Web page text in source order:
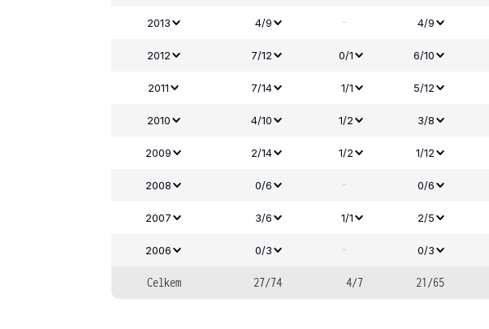
2013 4/9 - 4/9
2012 7/12 0/1 6/10
2011 7/14 1/1 5/12
2010 4/10 1/2 3/8
2009 2/14 1/2 1/12
2008 0/6 - 0/6
2007 3/6 1/1 2/5
2006 0/3 - 0/3
Celkem 27/74 4/7 21/65